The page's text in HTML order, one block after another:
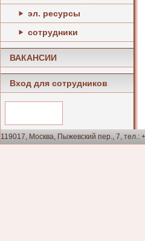
эл. ресурсы
сотрудники
ВАКАНСИИ
Вход для сотрудников
119017, Москва, Пыжевский пер., 7, тел.: